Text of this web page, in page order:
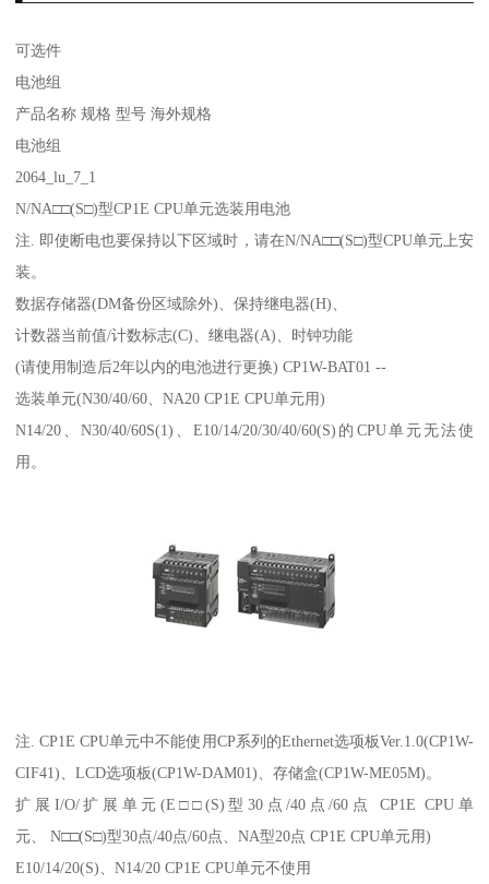
可选件
电池组
产品名称 规格 型号 海外规格
电池组
2064_lu_7_1
N/NA□□(S□)型CP1E CPU单元选装用电池
注. 即使断电也要保持以下区域时，请在N/NA□□(S□)型CPU单元上安
装。
数据存储器(DM备份区域除外)、保持继电器(H)、
计数器当前值/计数标志(C)、继电器(A)、时钟功能
(请使用制造后2年以内的电池进行更换) CP1W-BAT01 --
选装单元(N30/40/60、NA20 CP1E CPU单元用)
N14/20、N30/40/60S(1)、E10/14/20/30/40/60(S)的CPU单元无法使
用。
注. CP1E CPU单元中不能使用CP系列的Ethernet选项板Ver.1.0(CP1W-
CIF41)、LCD选项板(CP1W-DAM01)、存储盒(CP1W-ME05M)。
扩展I/O/扩展单元(E□□(S)型30点/40点/60点 CP1E CPU单
元、 N□□(S□)型30点/40点/60点、NA型20点 CP1E CPU单元用)
E10/14/20(S)、N14/20 CP1E CPU单元不使用